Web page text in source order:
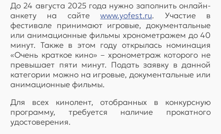
До 24 августа 2025 года нужно заполнить онлайн-
анкету на сайтеwww.yofest.ru. Участие в
фестивале принимают игровые, документальные
или анимационные фильмы хронометражем до 40
минут. Также в этом году открылась номинация
«Очень краткое кино» – хронометраж которого не
превышает пяти минут. Подать заявку в данной
категории можно на игровые, документальные или
анимационные фильмы.
Для всех кинолент, отобранных в конкурсную
программу, требуется наличие прокатного
удостоверения.